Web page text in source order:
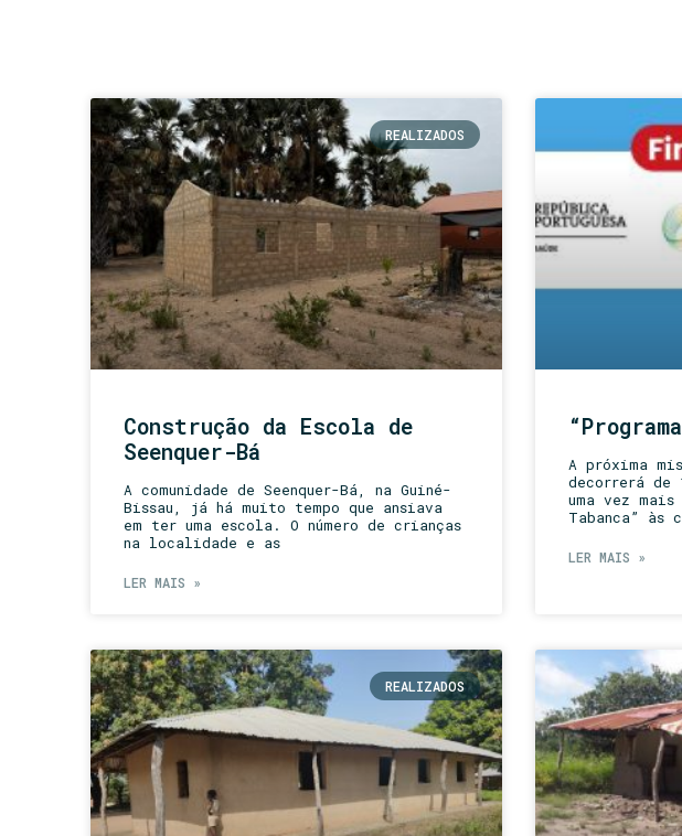
REALIZADOS
Construção da Escola de
Seenquer-Bá
A comunidade de Seenquer-Bá, na Guiné-
Bissau, já há muito tempo que ansiava
em ter uma escola. O número de crianças
na localidade e as
LER MAIS »
A próxima
decorrerá
uma vez
Tabanca” às
LER MAIS »
REALIZADOS